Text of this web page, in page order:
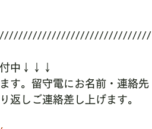
付中↓↓↓
す。留守電にお名前・連絡先
返しご連絡差し上げます。